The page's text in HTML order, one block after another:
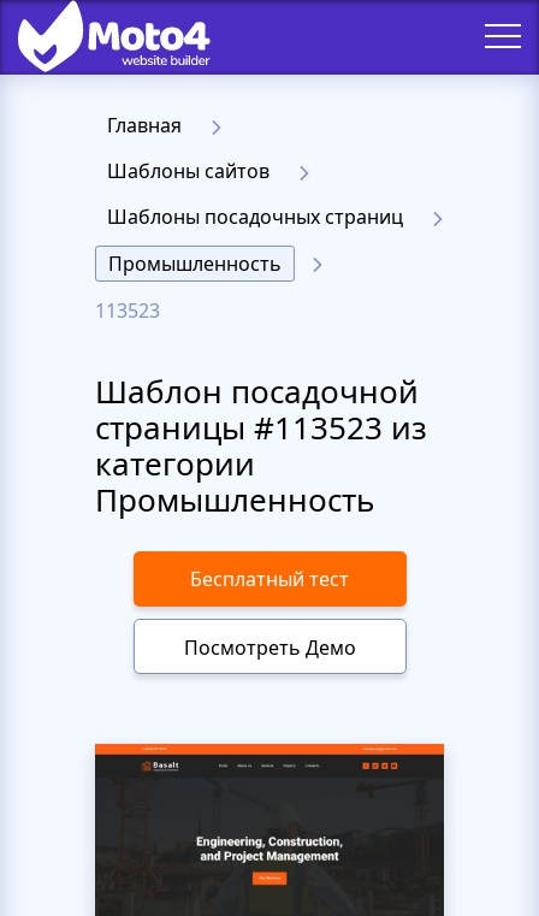
Главная
Шаблоны сайтов
Шаблоны посадочных страниц
Промышленность
113523
Шаблон посадочной
страницы #113523 из
категории
Промышленность
Бесплатный тест
Посмотреть Демо